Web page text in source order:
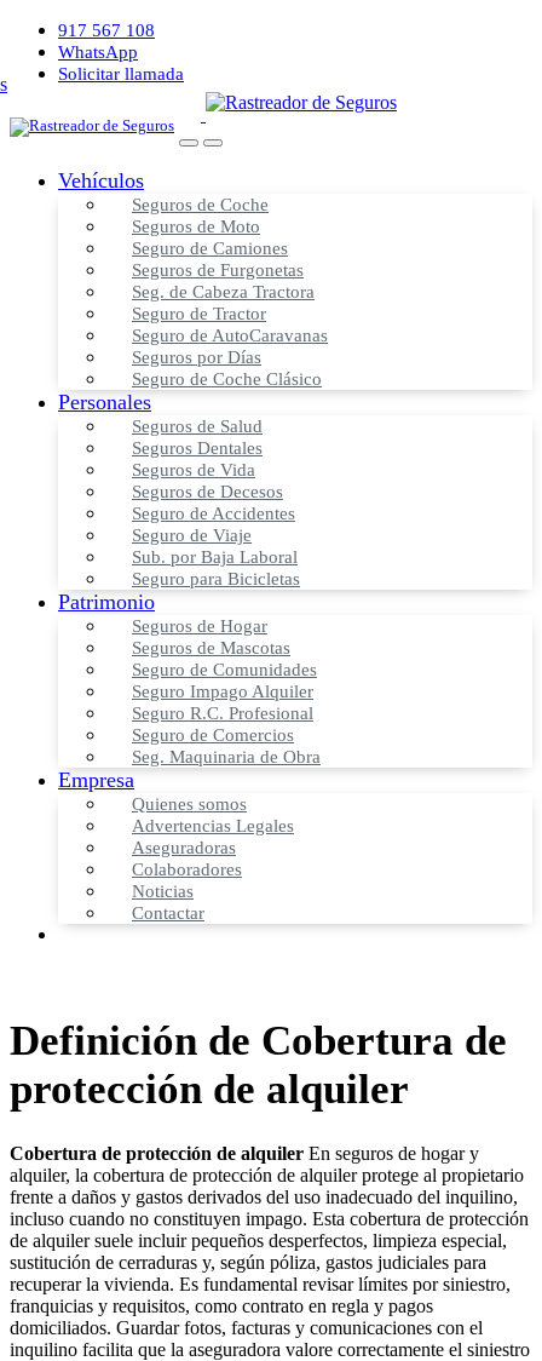
917 567 108
WhatsApp
Solicitar llamada
Vehículos
Seguros de Coche
Seguros de Moto
Seguro de Camiones
Seguros de Furgonetas
Seg. de Cabeza Tractora
Seguro de Tractor
Seguro de AutoCaravanas
Seguros por Días
Seguro de Coche Clásico
Personales
Seguros de Salud
Seguros Dentales
Seguros de Vida
Seguros de Decesos
Seguro de Accidentes
Seguro de Viaje
Sub. por Baja Laboral
Seguro para Bicicletas
Patrimonio
Seguros de Hogar
Seguros de Mascotas
Seguro de Comunidades
Seguro Impago Alquiler
Seguro R.C. Profesional
Seguro de Comercios
Seg. Maquinaria de Obra
Empresa
Quienes somos
Advertencias Legales
Aseguradoras
Colaboradores
Noticias
Contactar
Definición de Cobertura de
protección de alquiler
Cobertura de protección de alquiler En seguros de hogar y
alquiler, la cobertura de protección de alquiler protege al propietario
frente a daños y gastos derivados del uso inadecuado del inquilino,
incluso cuando no constituyen impago. Esta cobertura de protección
de alquiler suele incluir pequeños desperfectos, limpieza especial,
sustitución de cerraduras y, según póliza, gastos judiciales para
recuperar la vivienda. Es fundamental revisar límites por siniestro,
franquicias y requisitos, como contrato en regla y pagos
domiciliados. Guardar fotos, facturas y comunicaciones con el
inquilino facilita que la aseguradora valore correctamente el siniestro